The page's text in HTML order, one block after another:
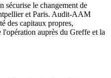
sécurise le changement de
et Paris. Audit-AAM
des capitaux propres,
auprès du Greffe et la